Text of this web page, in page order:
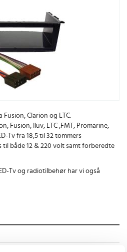
Clarion og LTC.
Fusion, Iluv, LTC ,FMT, Promarine,
Tv fra 18,5 til 32 tommers
både 12 & 220 volt samt forberedte
Tv og radiotilbehør har vi også